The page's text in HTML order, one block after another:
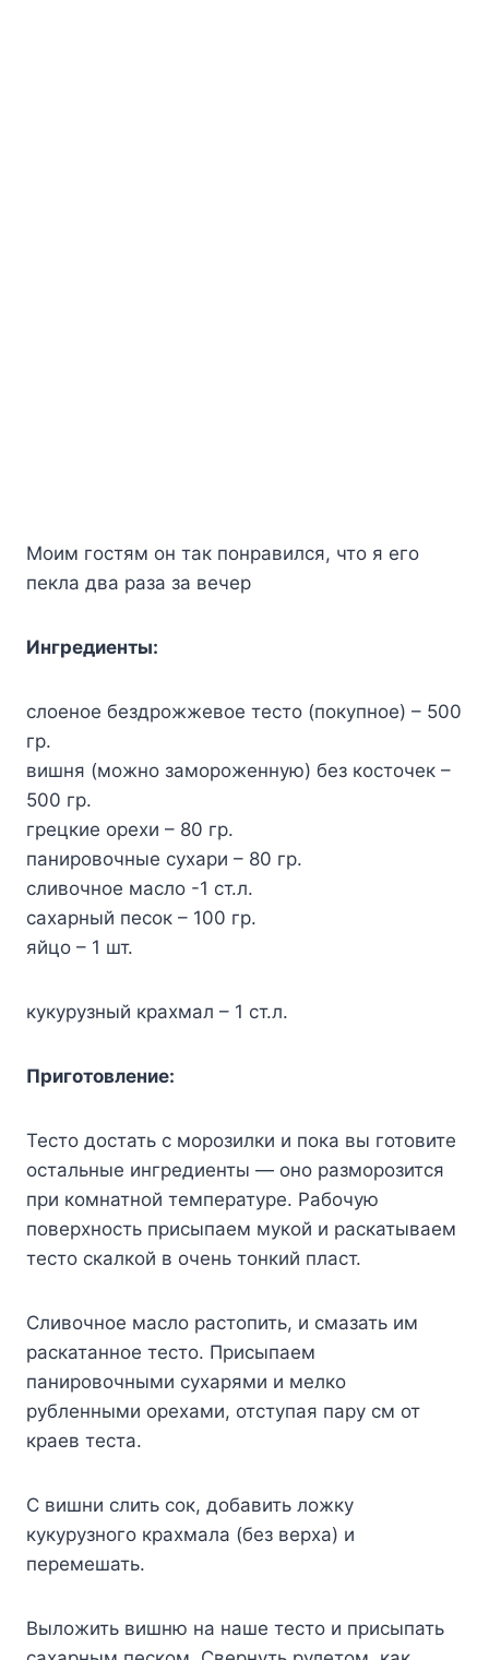
Моим гостям он так понравился, что я его
пекла два раза за вечер
Ингредиенты:
слоеное бездрожжевое тесто (покупное) – 500
гр.
вишня (можно замороженную) без косточек –
500 гр.
грецкие орехи – 80 гр.
панировочные сухари – 80 гр.
сливочное масло -1 ст.л.
сахарный песок – 100 гр.
яйцо – 1 шт.
кукурузный крахмал – 1 ст.л.
Приготовление:
Тесто достать с морозилки и пока вы готовите
остальные ингредиенты — оно разморозится
при комнатной температуре. Рабочую
поверхность присыпаем мукой и раскатываем
тесто скалкой в очень тонкий пласт.
Сливочное масло растопить, и смазать им
раскатанное тесто. Присыпаем
панировочными сухарями и мелко
рубленными орехами, отступая пару см от
краев теста.
С вишни слить сок, добавить ложку
кукурузного крахмала (без верха) и
перемешать.
Выложить вишню на наше тесто и присыпать